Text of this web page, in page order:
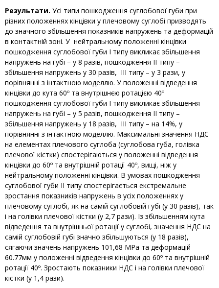
Результати. Усі типи пошкодження суглобової губи при
різних положеннях кінцівки у плечовому суглобі призводять
до значного збільшення показників напружень та деформацій
в контактній зоні. У нейтральному положенні кінцівки
пошкодження суглобової губи І типу викликає збільшення
напружень на губі – у 8 разів, пошкодження ІІ типу –
збільшення напружень у 30 разів, ІІІ типу – у 3 рази, у
порівнянні з інтактною моделлю. У положенні відведення
кінцівки до кута 60º та внутрішнєю ротацією 40º
пошкодження суглобової губи І типу викликає збільшення
напружень на губі – у 5 разів, пошкодження ІІ типу –
збільшення напружень у 18 разів, ІІІ типу – на 14%, у
порівнянні з інтактною моделлю. Максимальні значення НДС
на елементах плечового суглоба (суглобова губа, голівка
плечової кістки) спостерігаються у положенні відведення
кінцівки до 60º та внутрішній ротації 40º, вищі, ніж у
нейтральному положенні кінцівки. В умовах пошкодження
суглобової губи ІІ типу спостерігається екстремальне
зростання показників напружень в усіх положеннях у
плечовому суглобі, як на самій суглобовій губі (у 30 разів), так
і на голівки плечової кістки (у 2,7 рази). Із збільшенням кута
відведення та внутрішньої ротації у суглобі, значення НДС на
самій суглобовій губі значно збільшуються (у 18 разів),
сягаючи значень напружень 101,68 МРа та деформацій
60.77мм у положенні відведення кінцівки до 60º та внутрішній
ротації 40º. Зростають показники НДС і на голівки плечової
кістки (у 1,4 рази).